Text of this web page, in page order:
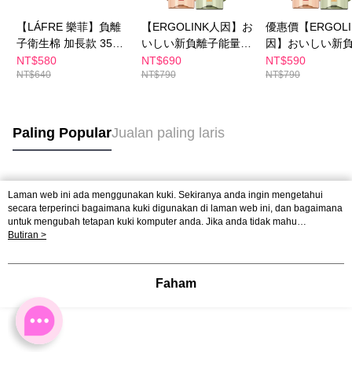
【LÁFRE 樂菲】負離
子衛生棉 加長款 35cm
(36片/包)(馬來西亞人
氣YouTuber |
NT$580
NT$640
【ERGOLINK人因】お
いしい新負離子能量水
壺TT700 (抹茶綠/珊瑚
粉)
NT$690
NT$790
優惠價【
因】おいしい新
能量水壺TT700 (
綠/珊瑚粉)
NT$590
NT$790
Paling PopularJualan paling laris
Tag Popular
Laman web ini ada menggunakan kuki. Sekiranya anda ingin mengetahui
secara terperinci bagaimana kuki digunakan di laman web ini, dan bagaimana
untuk mengubah tetapan kuki komputer anda. Jika anda tidak mahu
menggunakan kuki di komputer anda, sila rujuk penerangan mengenai kuki.
mengetahui secara terperinci bagaimana kuki digunakan di laman web ini,
mahu menggunakan kuki di komputer anda, sila rujuk penerangan mengenai
kuki.
Butiran >
Faham